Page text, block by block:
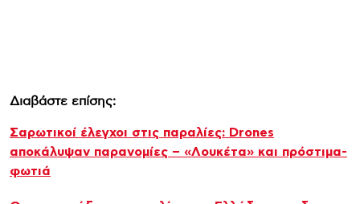
Διαβάστε επίσης:
Σαρωτικοί έλεγχοι στις παραλίες: Drones
αποκάλυψαν παρανομίες – «Λουκέτα» και πρόστιμα-
φωτιά